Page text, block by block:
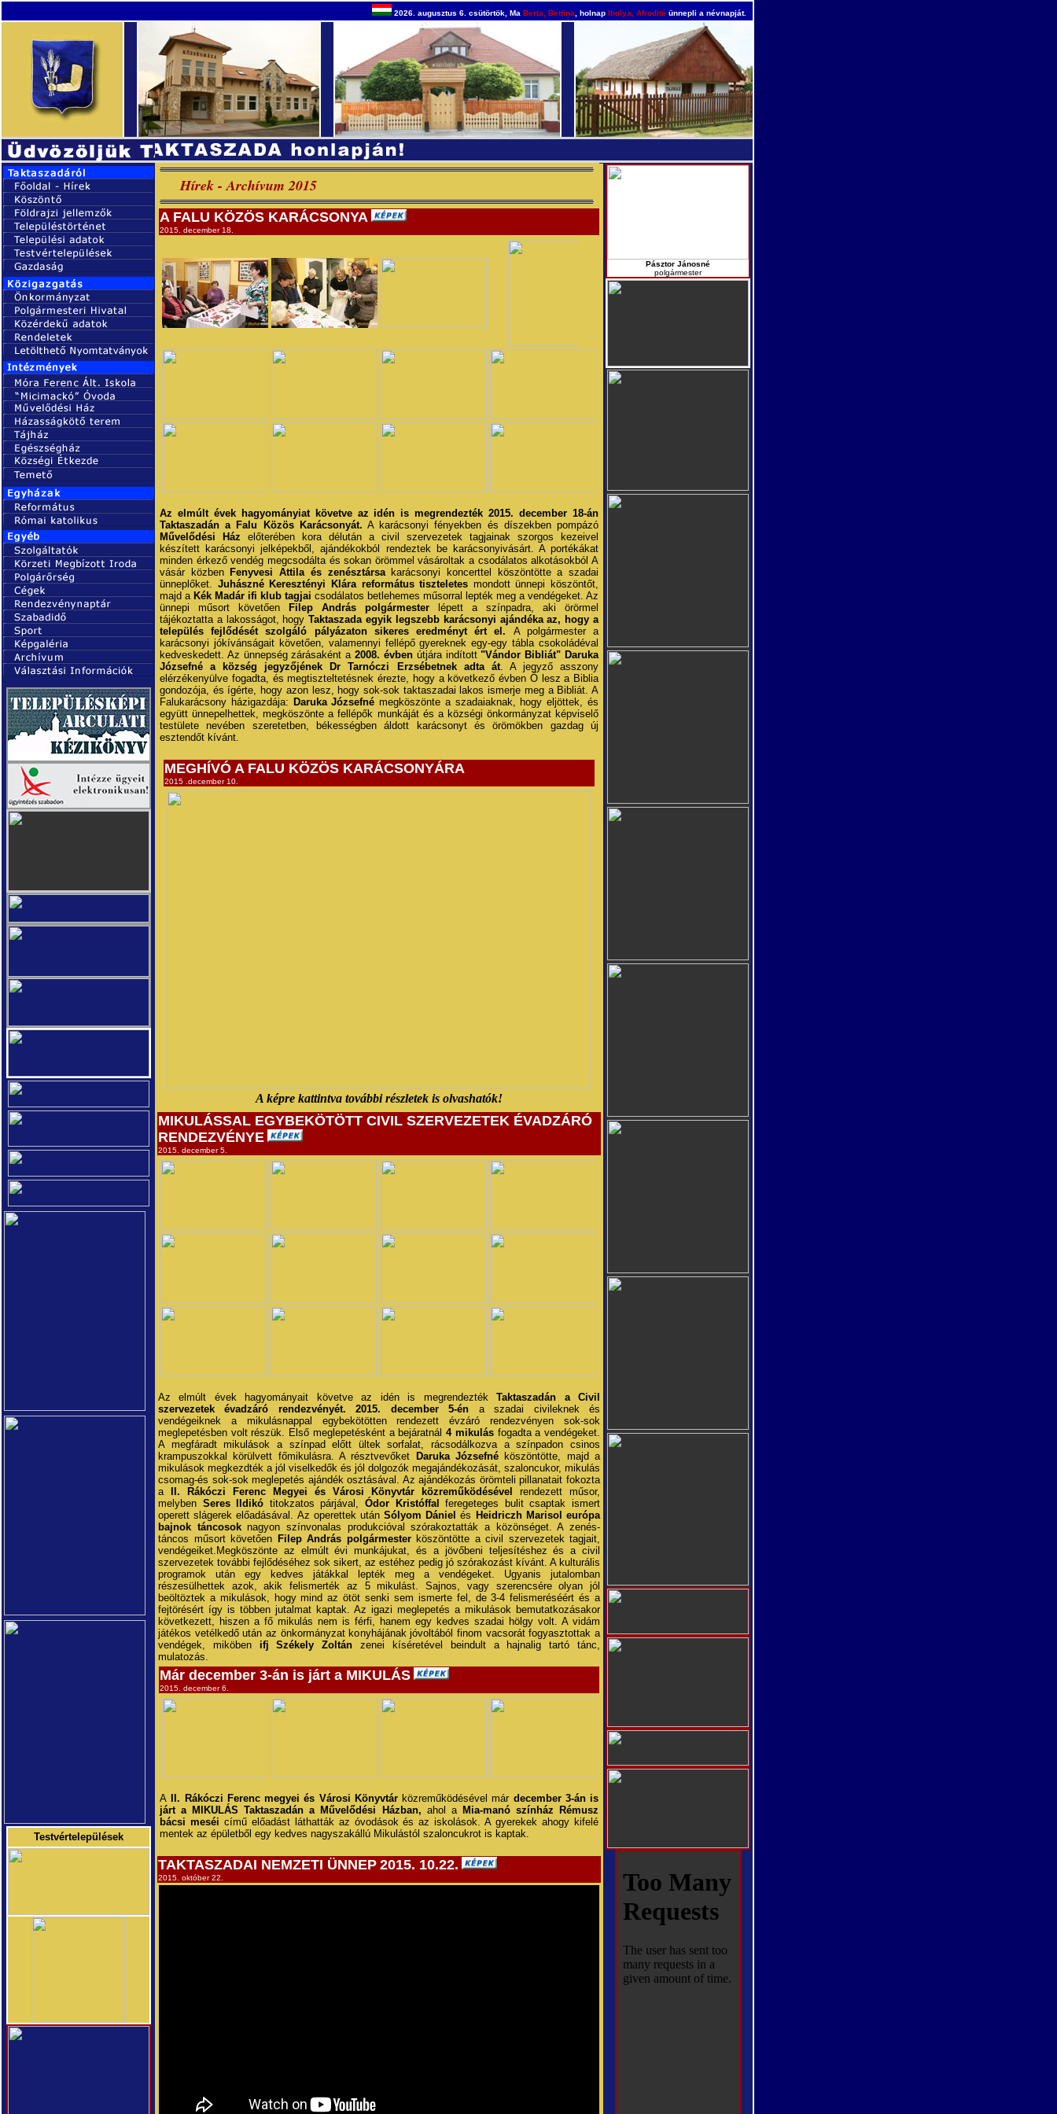
2026. augusztus 6. csütörtök, Ma Berta, Bettina , holnap Ibolya, Afrodité ünnepli a névnapját.
Testvértelepülések
Hírek - Archívum 2015
A FALU KÖZÖS KARÁCSONYA
2015. december 18.
Az elmúlt évek hagyományiat követve az idén is megrendezték 2015. december 18-án
Taktaszadán a Falu Közös Karácsonyát. A karácsonyi fényekben és díszekben pompázó
Művelődési Ház előterében kora délután a civil szervezetek tagjainak szorgos kezeivel
készített karácsonyi jelképekből, ajándékokból rendeztek be karácsonyivásárt. A portékákat
minden érkező vendég megcsodálta és sokan örömmel vásároltak a csodálatos alkotásokból A
vásár közben Fenyvesi Attila és zenésztársakarácsonyi koncerttel köszöntötte a szadai
ünneplőket. Juhászné Keresztényi Klára református tiszteletes mondott ünnepi köszöntőt,
majd a Kék Madár ifi klub tagjai csodálatos betlehemes műsorral lepték meg a vendégeket. Az
ünnepi műsort követően
Filep András polgármester
lépett a színpadra, aki örörmel
tájékoztatta a lakosságot, hogyTaktaszada egyik legszebb karácsonyi ajándéka az, hogy a
település fejlődését szolgáló pályázaton sikeres eredményt ért el. A polgármester a
karácsonyi jókívánságait követően, valamennyi fellépő gyereknek egy-egy tábla csokoládéval
kedveskedett. Az ünnepség zárásaként a2008. évben útjára indított"Vándor Bibliát" Daruka
Józsefné a község jegyzőjének Dr Tarnóczi Erzsébetnek adta át. A jegyző asszony
elérzékenyülve fogadta, és megtiszteltetésnek érezte, hogy a következő évben Ő lesz a Biblia
gondozója, és ígérte, hogy azon lesz, hogy sok-sok taktaszadai lakos ismerje meg a Bibliát. A
Falukarácsony házigazdája: Daruka Józsefnémegköszönte a szadaiaknak, hogy eljöttek, és
együtt ünnepelhettek, megköszönte a fellépők munkáját és a községi önkormányzat képviselő
testülete nevében szeretetben, békességben áldott karácsonyt és örömökben gazdag új
esztendőt kívánt.
MEGHÍVÓ A FALU KÖZÖS KARÁCSONYÁRA
2015 .december 10.
A képre kattintva további részletek is olvashatók!
MIKULÁSSAL EGYBEKÖTÖTT CIVIL SZERVEZETEK ÉVADZÁRÓ
RENDEZVÉNYE
2015. december 5.
Az elmúlt évek hagyományait követve az idén is megrendeztékTaktaszadán a Civil
szervezetek évadzáró rendezvényét. 2015. december 5-én a szadai civileknek és
vendégeiknek a mikulásnappal egybekötötten rendezett évzáró rendezvényen sok-sok
meglepetésben volt részük. Első meglepetésként a bejáratnál4 mikulásfogadta a vendégeket.
A megfáradt mikulások a színpad előtt ültek sorfalat, rácsodálkozva a színpadon csinos
krampuszokkal körülvett főmikulásra. A résztvevőket
Daruka Józsefné köszöntötte, majd a
mikulások megkezdték a jól viselkedők és jól dolgozók megajándékozását, szaloncukor, mikulás
csomag-és sok-sok meglepetés ajándék osztásával. Az ajándékozás örömteli pillanatait fokozta
a
II. Rákóczi Ferenc Megyei és Városi Könyvtár közreműködésével
rendezett műsor,
melyben Seres Ildikó titokzatos párjával,Ódor Kristóffal
feregeteges bulit csaptak ismert
operett slágerek előadásával. Az operettek utánSólyom Dánielés Heidriczh Marisol európa
bajnok táncosoknagyon színvonalas produkcióval szórakoztatták a közönséget. A zenés-
táncos műsort követően Filep András polgármesterköszöntötte a civil szervezetek tagjait,
vendégeiket.Megköszönte az elmúlt évi munkájukat, és a jövőbeni teljesítéshez és a civil
szervezetek további fejlődéséhez sok sikert, az estéhez pedig jó szórakozást kívánt. A kulturális
programok után egy kedves játákkal lepték meg a vendégeket. Ugyanis jutalomban
részesülhettek azok, akik felismerték az 5 mikulást. Sajnos, vagy szerencsére olyan jól
beöltöztek a mikulások, hogy mind az ötöt senki sem ismerte fel, de 3-4 felismeréséért és a
fejtörésért így is többen jutalmat kaptak. Az igazi meglepetés a mikulások bemutatkozásakor
következett, hiszen a fő mikulás nem is férfi, hanem egy kedves szadai hölgy volt. A vidám
játékos vetélkedő után az önkormányzat konyhájának jóvoltából finom vacsorát fogyasztottak a
vendégek, miköben ifj Székely Zoltán zenei kíséretével beindult a hajnalig tartó tánc,
mulatozás.
Már december 3-án is járt a MIKULÁS
2015. december 6.
A II. Rákóczi Ferenc megyei és Városi Könyvtárközreműködésével már december 3-án is
járt a MIKULÁS Taktaszadán a Művelődési Házban, ahol a Mia-manó színház Rémusz
bácsi meséi című előadást láthatták az óvodások és az iskolások. A gyerekek ahogy kifelé
mentek az épületből egy kedves nagyszakállú Mikulástól szaloncukrot is kaptak.
TAKTASZADAI NEMZETI ÜNNEP 2015. 10.22.
2015. október 22.
Pásztor Jánosné
polgármester